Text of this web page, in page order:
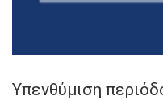
Υπενθύμιση